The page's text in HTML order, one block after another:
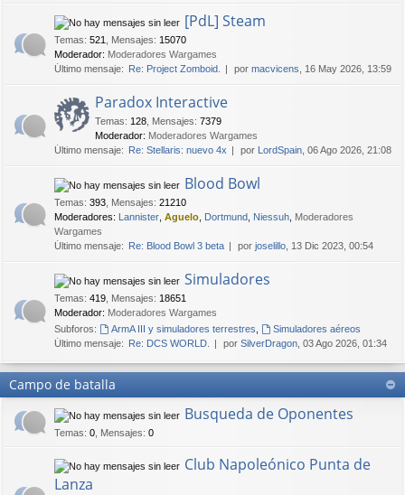
[PdL] Steam
Temas: 521 Mensajes: 15070
Moderador: Moderadores Wargames
Último mensaje: Re: Project Zomboid. por macvicens , 16 May 2026, 13:59
Paradox Interactive
Temas: 128 Mensajes: 7379
Moderador: Moderadores Wargames
Último mensaje: Re: Stellaris: nuevo 4x por LordSpain , 06 Ago 2026, 21:08
Blood Bowl
Temas: 393 Mensajes: 21210
Moderadores: Lannister Aguelo Dortmund Niessuh Moderadores
Wargames
Último mensaje: Re: Blood Bowl 3 beta por joselillo , 13 Dic 2023, 00:54
Simuladores
Temas: 419 Mensajes: 18651
Moderador: Moderadores Wargames
Subforos:
ArmA III y simuladores terrestres
Simuladores aéreos
Último mensaje: Re: DCS WORLD. por SilverDragon , 03 Ago 2026, 01:34
Campo de batalla
Busqueda de Oponentes
Temas: 0 Mensajes: 0
Club Napoleónico Punta de
Lanza